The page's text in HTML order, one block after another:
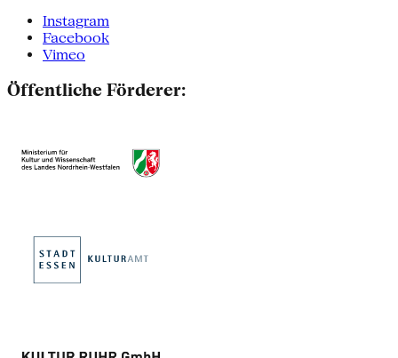
Instagram
Facebook
Vimeo
Öffentliche Förderer: